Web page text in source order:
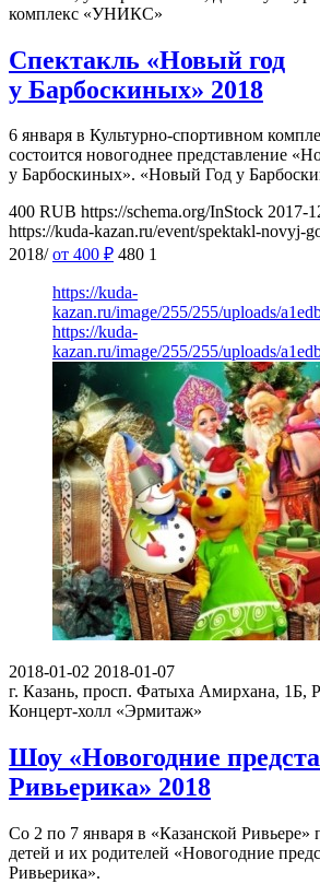
комплекс «УНИКС»
Спектакль «Новый год
у Барбоскиных» 2018
6 января в Культурно-спортивном
состоится новогоднее представление
у Барбоскиных». «Новый Год у
400 RUB https://schema.org/InStock 2017-
https://kuda-kazan.ru/event/spektakl-novyj-
2018/ от 400 ₽ 480 1
https://kuda-
kazan.ru/image/255/255/uploads/
https://kuda-
kazan.ru/image/255/255/uploads/
2018-01-02 2018-01-07
г. Казань, просп. Фатыха Амирхана, 1Б,
Концерт-холл «Эрмитаж»
Шоу «Новогодние
Ривьерика» 2018
Со 2 по 7 января в «Казанской Ривьере»
детей и их родителей «Новогодние
Ривьерика».